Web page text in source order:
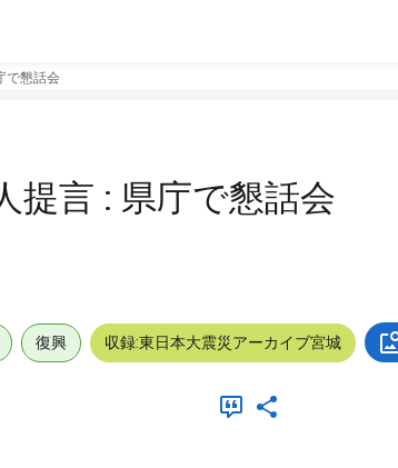
で懇話会
提言 : 県庁で懇話会
復興 収録:東日本大震災アーカイブ宮城